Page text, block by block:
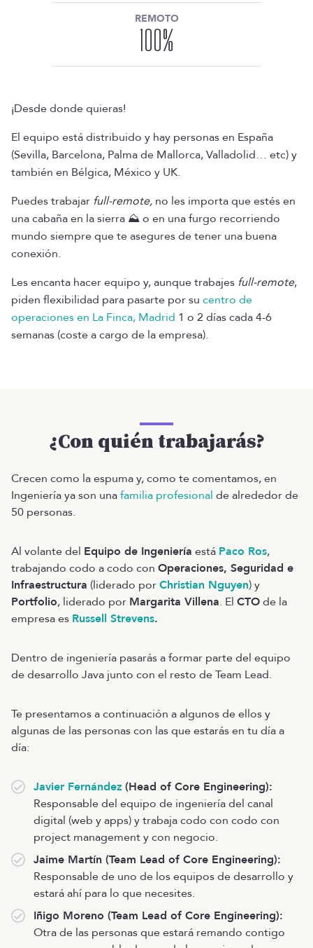
REMOTO
100%
¡Desde donde quieras!
El equipo está distribuido y hay personas en España
(Sevilla, Barcelona, Palma de Mallorca, Valladolid… etc) y
también en Bélgica, México y UK.
Puedes trabajar full-remote, no les importa que estés en
una cabaña en la sierra ⛰️ o en una furgo recorriendo
mundo siempre que te asegures de tener una buena
conexión.
Les encanta hacer equipo y, aunque trabajes full-remote,
piden flexibilidad para pasarte por su centro de
operaciones en La Finca, Madrid 1 o 2 días cada 4-6
semanas (coste a cargo de la empresa).
¿Con quién trabajarás?
Crecen como la espuma y, como te comentamos, en
Ingeniería ya son unafamilia profesional de alrededor de
50 personas.
Al volante del Equipo de Ingeniería está Paco Ros,
trabajando codo a codo con Operaciones, Seguridad e
Infraestructura (liderado porChristian Nguyen) y
Portfolio, liderado por Margarita Villena. El CTOde la
empresa es Russell Strevens.
Dentro de ingeniería pasarás a formar parte del equipo
de desarrollo Java junto con el resto de Team Lead.
Te presentamos a continuación a algunos de ellos y
algunas de las personas con las que estarás en tu día a
día:
Javier Fernández(Head of Core Engineering):
Responsable del equipo de ingeniería del canal
digital (web y apps) y trabaja codo con codo con
project management y con negocio.
Jaime Martín (Team Lead of Core Engineering):
Responsable de uno de los equipos de desarrollo y
estará ahí para lo que necesites.
Iñigo Moreno (Team Lead of Core Engineering):
Otra de las personas que estará remando contigo